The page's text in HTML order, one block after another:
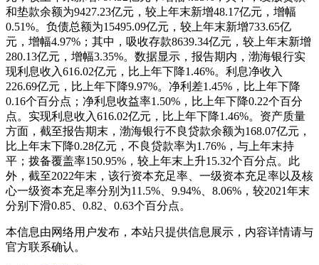
和垫款余额为9427.23亿元，较上年末新增48.17亿元，增幅
0.51%。负债总额为15495.09亿元，较上年末新增733.65亿
元，增幅4.97%；其中，吸收存款8639.34亿元，较上年末新增
280.13亿元，增幅3.35%。数据显示，报告期内，渤海银行实
现利息收入616.02亿元，比上年下降1.46%。利息净收入
226.69亿元，比上年下降9.97%。净利差1.45%，比上年下降
0.16个百分点；净利息收益率1.50%，比上年下降0.22个百分
点。实现利息收入616.02亿元，比上年下降1.46%。资产质量
方面，截至报告期末，渤海银行不良贷款余额为168.07亿元，
比上年末下降0.28亿元，不良贷款率为1.76%，与上年末持
平；拨备覆盖率150.95%，较上年末上升15.32个百分点。此
外，截至2022年末，该行资本充足率、一级资本充足率以及核
心一级资本充足率分别为11.5%、9.94%、8.06%，较2021年末
分别下滑0.85、0.82、0.63个百分点。
本信息由网络用户发布， 本站只提供信息展示，内容详情请与
官方联系确认。